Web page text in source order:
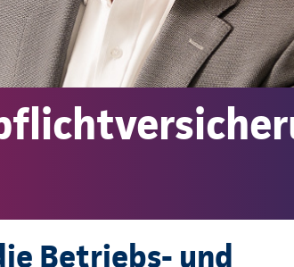
Betriebs- und